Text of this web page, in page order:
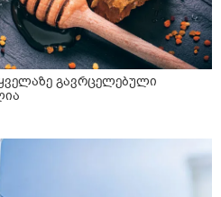
გავრცელებული